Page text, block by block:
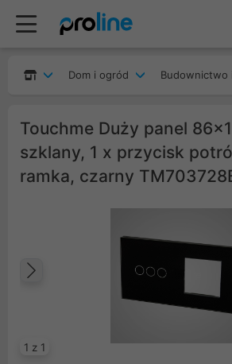
Dom i ogród Budownictwo
Touchme Duży panel
szklany, 1 x przycisk
ramka, czarny
1 z 1
Poprzedni